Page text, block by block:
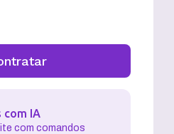
com IA
com comandos